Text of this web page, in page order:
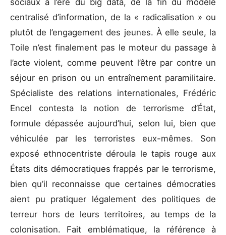
centralisé d’information, de la « radicalisation » ou
plutôt de l’engagement des jeunes. À elle seule, la
Toile n’est finalement pas le moteur du passage à
l’acte violent, comme peuvent l’être par contre un
séjour en prison ou un entraînement paramilitaire.
Spécialiste des relations internationales, Frédéric
Encel contesta la notion de terrorisme d’État,
formule dépassée aujourd’hui, selon lui, bien que
véhiculée par les terroristes eux-mêmes. Son
exposé ethnocentriste déroula le tapis rouge aux
États dits démocratiques frappés par le terrorisme,
bien qu’il reconnaisse que certaines démocraties
aient pu pratiquer légalement des politiques de
terreur hors de leurs territoires, au temps de la
colonisation. Fait emblématique, la référence à